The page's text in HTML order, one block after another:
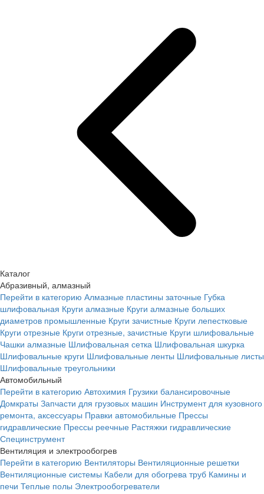
Каталог
Абразивный, алмазный
Перейти в категорию Алмазные пластины заточные Губка
шлифовальная Круги алмазные Круги алмазные больших
диаметров промышленные Круги зачистные Круги лепестковые
Круги отрезные Круги отрезные, зачистные Круги шлифовальные
Чашки алмазные Шлифовальная сетка Шлифовальная шкурка
Шлифовальные круги Шлифовальные ленты Шлифовальные листы
Шлифовальные треугольники
Автомобильный
Перейти в категорию Автохимия Грузики балансировочные
Домкраты Запчасти для грузовых машин Инструмент для кузовного
ремонта, аксессуары Правки автомобильные Прессы
гидравлические Прессы реечные Растяжки гидравлические
Специнструмент
Вентиляция и электрообогрев
Перейти в категорию Вентиляторы Вентиляционные решетки
Вентиляционные системы Кабели для обогрева труб Камины и
печи Теплые полы Электрообогреватели